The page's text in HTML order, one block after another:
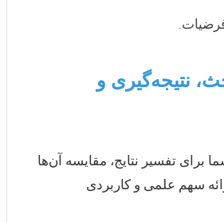
فرضیات.
نتیجه‌گیری و
برای تفسیر نتایج، مقایسه آن‌ها
سهم علمی و کاربردی